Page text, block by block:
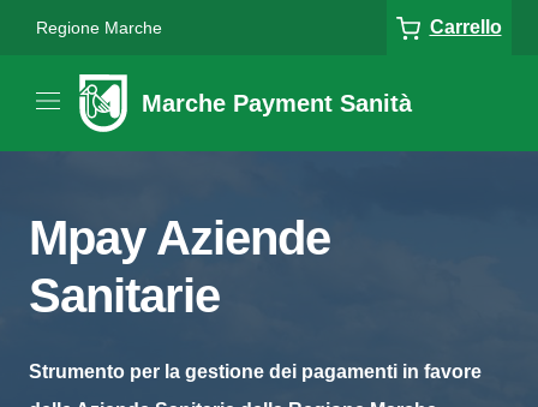
Regione Marche Carrello
Marche Payment Sanità
Mpay Aziende
Sanitarie
Strumento per la gestione dei pagamenti in favore